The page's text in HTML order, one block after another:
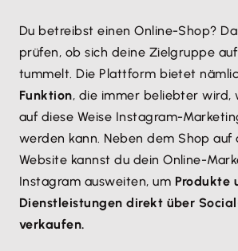
Du betreibst einen Online-Shop?
prüfen, ob sich deine Zielgruppe
tummelt. Die Plattform bietet
Funktion, die immer beliebter wird,
auf diese Weise Instagram-
werden kann. Neben dem Shop auf
Website kannst du dein Online-
Instagram ausweiten, um Produkte
Dienstleistungen direkt über
verkaufen.